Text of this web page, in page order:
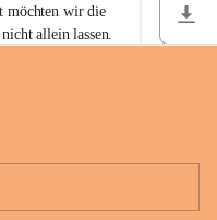
möchten wir die
allein lassen.
und
n
a